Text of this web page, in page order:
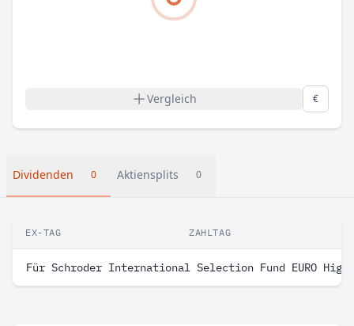
Vergleich €
Dividenden 0 Aktiensplits 0
EX-TAG ZAHLTAG
Für Schroder International Selection Fund EURO